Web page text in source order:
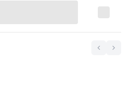
Previous
Next